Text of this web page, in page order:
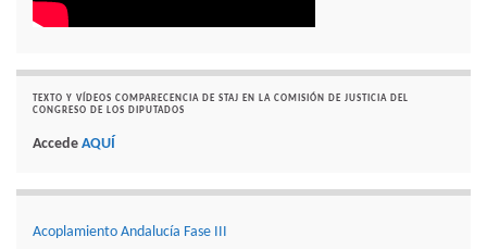
TEXTO Y VÍDEOS COMPARECENCIA DE STAJ EN LA COMISIÓN DE JUSTICIA DEL
CONGRESO DE LOS DIPUTADOS
Accede AQUÍ
Acoplamiento Andalucía Fase III